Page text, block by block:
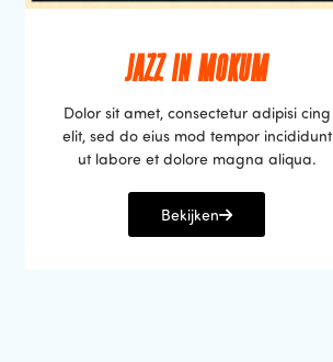
JAZZ IN MOKUM
Dolor sit amet, consectetur adipisi cing
elit, sed do eius mod tempor incididunt
ut labore et dolore magna aliqua.
Bekijken